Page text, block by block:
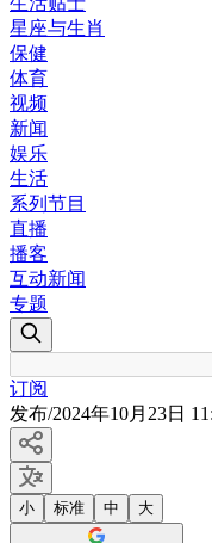
星座与生肖
保健
体育
视频
新闻
娱乐
生活
系列节目
直播
播客
互动新闻
专题
订阅
发布/2024年10月23日
小 标准 中 大